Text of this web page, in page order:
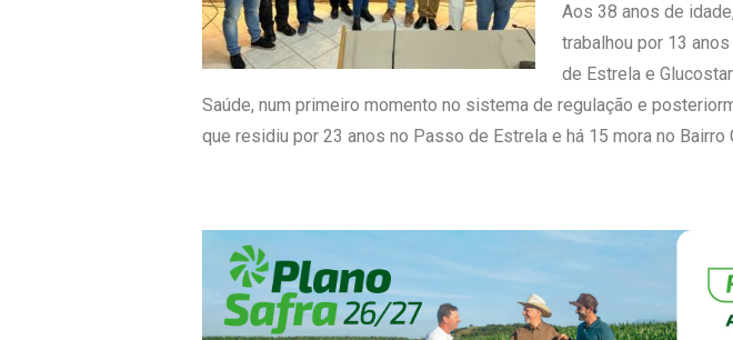
Aos 38 anos de
trabalhou por 13
de Estrela e
Saúde, num primeiro momento no sistema de regulação e
que residiu por 23 anos no Passo de Estrela e há 15 mora no